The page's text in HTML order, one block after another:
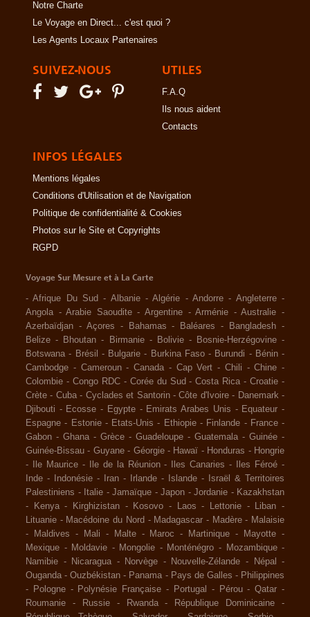
Notre Charte
Le Voyage en Direct... c'est quoi ?
Les Agents Locaux Partenaires
SUIVEZ-NOUS UTILES
F.A.Q
Ils nous aident
Contacts
INFOS LÉGALES
Mentions légales
Conditions d'Utilisation et de Navigation
Politique de confidentialité & Cookies
Photos sur le Site et Copyrights
RGPD
Voyage Sur Mesure et à La Carte
-Afrique Du Sud - Albanie -Algérie -Andorre - Angleterre -
Angola -Arabie Saoudite -Argentine -Arménie -Australie -
Azerbaïdjan - Açores - Bahamas - Baléares - Bangladesh -
Belize - Bhoutan - Birmanie - Bolivie - Bosnie-Herzégovine -
Botswana - Brésil - Bulgarie - Burkina Faso - Burundi - Bénin -
Cambodge - Cameroun - Canada - Cap Vert - Chili -Chine -
Colombie - Congo RDC - Corée du Sud -Costa Rica -Croatie -
Crète - Cuba - Cyclades et Santorin -Côte d'Ivoire - Danemark -
Djibouti - Ecosse - Egypte - Emirats Arabes Unis - Equateur -
Espagne - Estonie - Etats-Unis - Ethiopie - Finlande - France -
Gabon - Ghana - Grèce - Guadeloupe - Guatemala - Guinée -
Guinée-Bissau - Guyane - Géorgie - Hawaï - Honduras - Hongrie
-
Ile Maurice - Ile de la Réunion - Iles Canaries - Iles Féroé -
Inde - Indonésie - Iran - Irlande - Islande -
Israël & Territoires
Palestiniens - Italie - Jamaïque - Japon - Jordanie - Kazakhstan
-
Kenya - Kirghizistan - Kosovo - Laos - Lettonie - Liban -
Lituanie - Macédoine du Nord - Madagascar - Madère - Malaisie
-
Maldives - Mali - Malte - Maroc - Martinique - Mayotte -
Mexique - Moldavie - Mongolie - Monténégro - Mozambique -
Namibie - Nicaragua - Norvège - Nouvelle-Zélande - Népal
-
Ouganda -Ouzbékistan - Panama - Pays de Galles - Philippines
-
Pologne - Polynésie Française - Portugal - Pérou -Qatar -
Roumanie
- Russie - Rwanda - République Dominicaine
-